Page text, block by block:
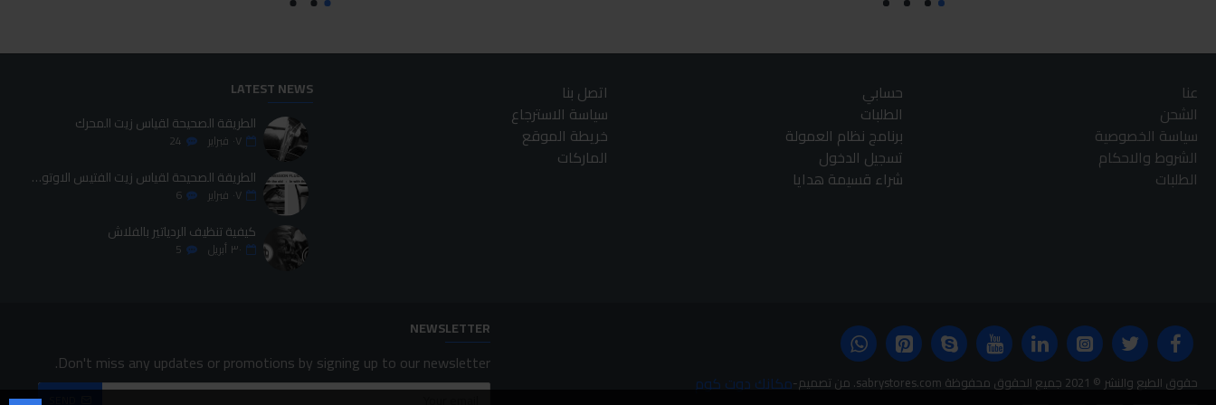
عنا
الشحن
سياسة الخصوصية
الشروط والاحكام
الطلبات
حسابي
الطلبات
برنامج نظام العمولة
تسجيل الدخول
شراء قسيمة هدايا
اتصل بنا
سياسة الاسترجاع
خريطة الموقع
الماركات
LATEST NEWS
الطريقة الصحيحة لقياس زيت المحرك
٠٧ فبراير 24
الطريقة الصحيحة لقياس زيت الفتيس الاوتوماتيك
٠٧ فبراير 6
كيفية تنظيف الردياتير بالفلاش
٣٠ أبريل 5
حقوق الطبع والنشر © 2021 جميع الحقوق محفوظة sabrystores.com. من تصميم- مكانك دوت كوم
NEWSLETTER
Don't miss any updates or promotions by signing up to our newsletter.